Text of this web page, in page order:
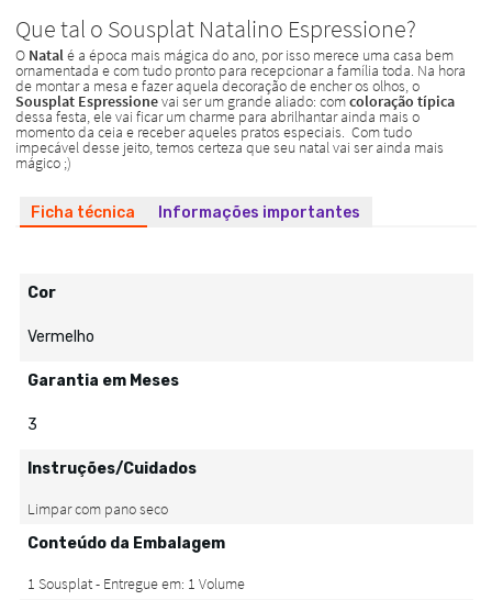
Ficha técnica Informações importantes
Cor
Vermelho
Garantia em Meses
3
Instruções/Cuidados
Conteúdo da Embalagem